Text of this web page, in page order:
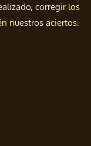
corregir los
nuestros aciertos.